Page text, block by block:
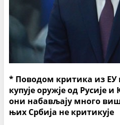
* Поводом критика из ЕУ
купује оружје од Русије
они набављају много
њих Србија не критикује